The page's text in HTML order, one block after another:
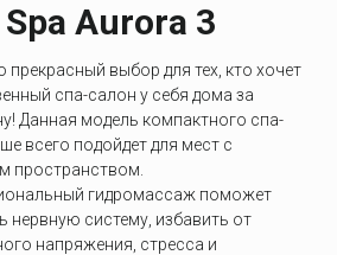
Aurora 3
прекрасный выбор для тех, кто хочет
спа-салон у себя дома за
Данная модель компактного спа-
всего подойдет для мест с
пространством.
гидромассаж поможет
нервную систему, избавить от
напряжения, стресса и